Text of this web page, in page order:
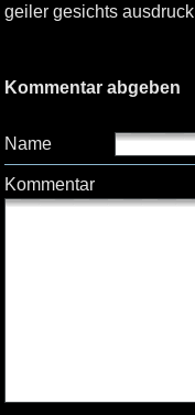
geiler gesichts ausdruck
Kommentar abgeben
Name
Kommentar